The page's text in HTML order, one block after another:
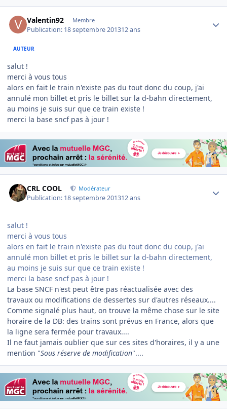
Valentin92 Membre
Publication: 18 septembre 201312 ans
AUTEUR
salut !
merci à vous tous
alors en fait le train n'existe pas du tout donc du coup, j'ai
annulé mon billet et pris le billet sur la d-bahn directement,
au moins je suis sur que ce train existe !
merci la base sncf pas à jour !
CRL COOL Modérateur
Publication: 18 septembre 201312 ans
salut !
merci à vous tous
alors en fait le train n'existe pas du tout donc du coup, j'ai
annulé mon billet et pris le billet sur la d-bahn directement,
au moins je suis sur que ce train existe !
merci la base sncf pas à jour !
La base SNCF n'est peut être pas réactualisée avec des
travaux ou modifications de dessertes sur d'autres réseaux....
Comme signalé plus haut, on trouve la même chose sur le site
horaire de la DB: des trains sont prévus en France, alors que
la ligne sera fermée pour travaux....
Il ne faut jamais oublier que sur ces sites d'horaires, il y a une
mention "Sous réserve de modification"....